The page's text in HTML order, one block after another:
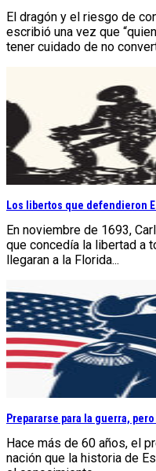
El dragón y el riesgo de
escribió una vez que
tener cuidado de no
Los libertos que defendieron
En noviembre de 1693,
que concedía la libertad a
llegaran a la Florida...
Prepararse para la guerra,
Hace más de 60 años, el
nación que la historia de